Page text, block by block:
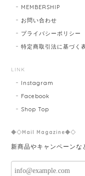
MEMBERSHIP
お問い合わせ
プライバシーポリシー
特定商取引法に基づく
LINK
Instagram
Facebook
Shop Top
◆◇Mail Magazine◆◇
新商品やキャンペーンな